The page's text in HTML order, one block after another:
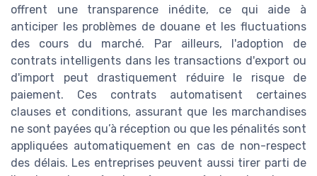
offrent une transparence inédite, ce qui aide à
anticiper les problèmes de douane et les fluctuations
des cours du marché. Par ailleurs, l'adoption de
contrats intelligents dans les transactions d'export ou
d'import peut drastiquement réduire le risque de
paiement. Ces contrats automatisent certaines
clauses et conditions, assurant que les marchandises
ne sont payées qu’à réception ou que les pénalités sont
appliquées automatiquement en cas de non-respect
des délais. Les entreprises peuvent aussi tirer parti de